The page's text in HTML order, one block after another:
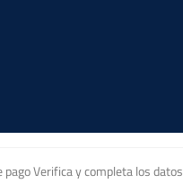
pagoVerifica y completa los datos